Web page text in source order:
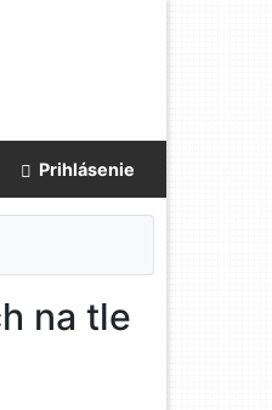
Prihlásenie
na tle